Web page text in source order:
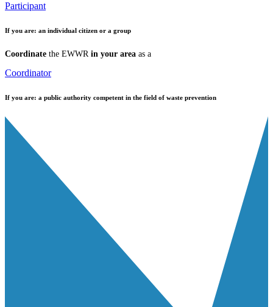
Participant
If you are: an individual citizen or a group
Coordinate the EWWR in your area as a
Coordinator
If you are: a public authority competent in the field of waste prevention